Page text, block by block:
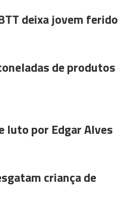
deixa jovem ferido
de produtos
luto por Edgar Alves
criança de